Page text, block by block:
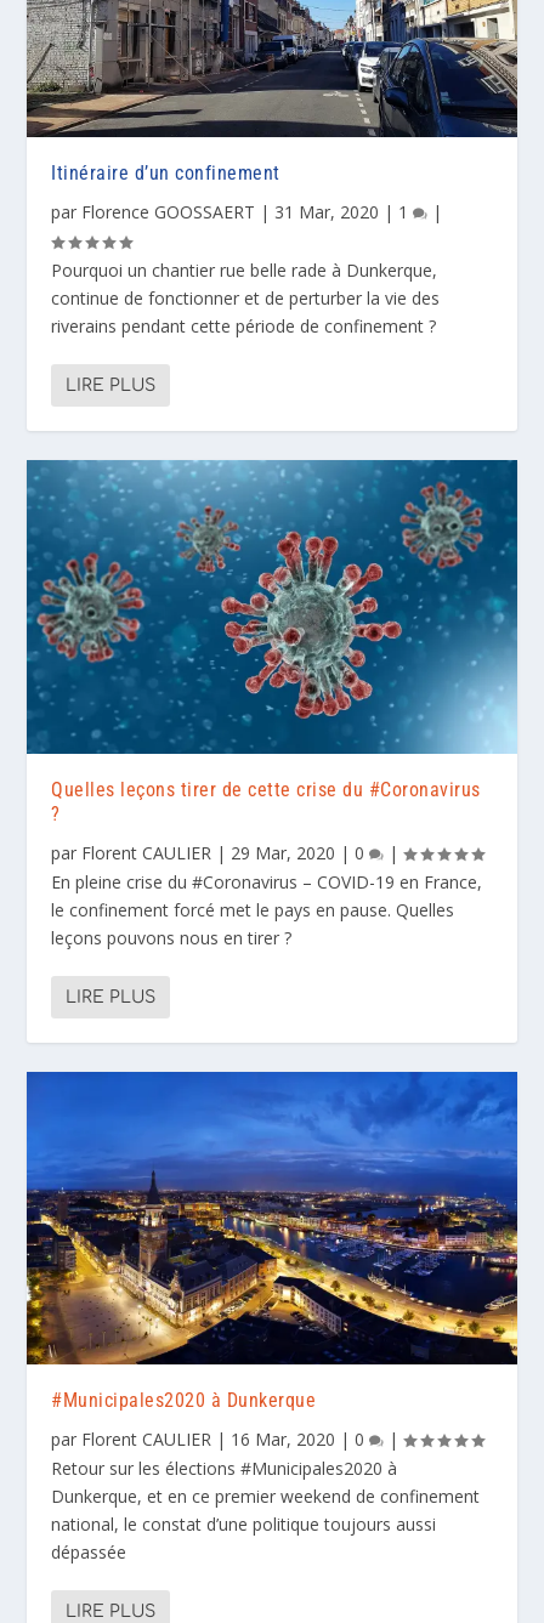
Itinéraire d’un confinement
par Florence GOOSSAERT | 31 Mar, 2020 | 1 |
Pourquoi un chantier rue belle rade à Dunkerque,
continue de fonctionner et de perturber la vie des
riverains pendant cette période de confinement ?
LIRE PLUS
Quelles leçons tirer de cette crise du #Coronavirus
?
par Florent CAULIER | 29 Mar, 2020 |0
|
En pleine crise du #Coronavirus – COVID-19 en France,
le confinement forcé met le pays en pause. Quelles
leçons pouvons nous en tirer ?
LIRE PLUS
#Municipales2020 à Dunkerque
par Florent CAULIER | 16 Mar, 2020 |0
|
Retour sur les élections #Municipales2020 à
Dunkerque, et en ce premier weekend de confinement
national, le constat d’une politique toujours aussi
dépassée
LIRE PLUS